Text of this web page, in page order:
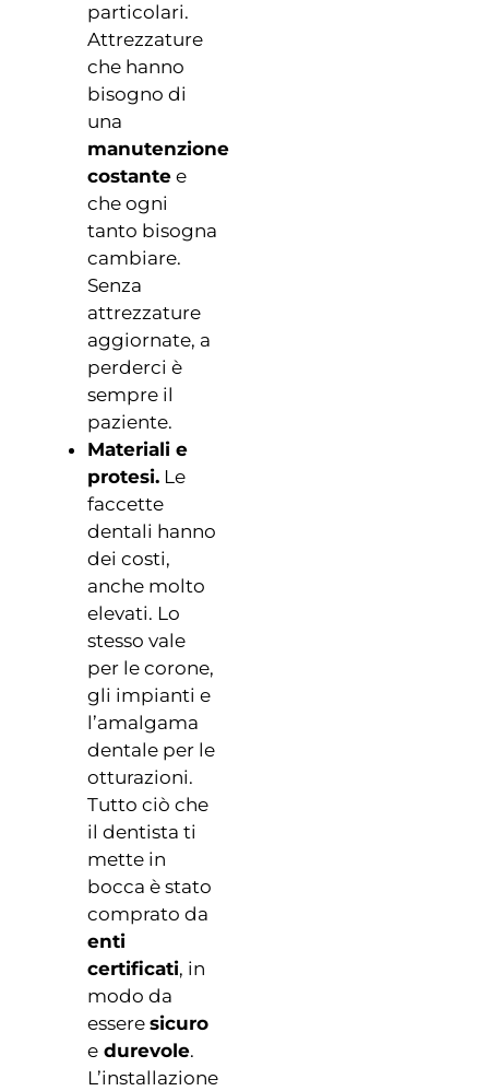
particolari.
Attrezzature
che hanno
bisogno di
una
manutenzione
costante e
che ogni
tanto bisogna
cambiare.
Senza
attrezzature
aggiornate, a
perderci è
sempre il
paziente.
Materiali e
protesi. Le
faccette
dentali hanno
dei costi,
anche molto
elevati. Lo
stesso vale
per le corone,
gli impianti e
l’amalgama
dentale per le
otturazioni.
Tutto ciò che
il dentista ti
mette in
bocca è stato
comprato da
enti
certificati, in
modo da
essere sicuro
e durevole.
L’installazione